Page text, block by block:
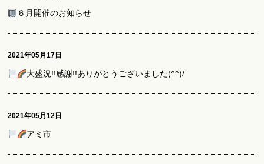
６月開催のお知らせ
2021年05月17日
大盛況!!感謝!!ありがとうございました(^^)/
2021年05月12日
アミ市